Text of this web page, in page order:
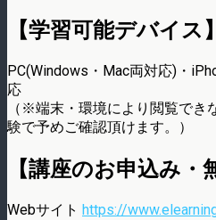
【学習可能デバイス】
PC(Windows・Mac両対応)・
応
（※端末・環境により閲覧でき
験で予めご確認頂けます。）
【講座のお申込み・
Webサイト https://